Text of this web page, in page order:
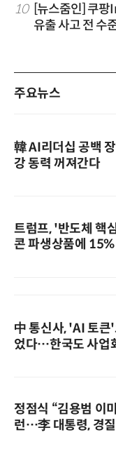
10
[뉴스줌인] 쿠
유출 사고 전 수
주요뉴스
韓 AI리더십 공백
강 동력 꺼져간다
트럼프, '반도체 핵
콘 파생상품에 15%
中 통신사, 'AI 토큰
었다…한국도 사업
정점식 “김용범 이
런…李 대통령, 경